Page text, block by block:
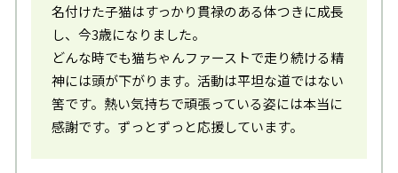
名付けた子猫はすっかり貫禄のある体つきに成長
し、今3歳になりました。
どんな時でも猫ちゃんファーストで走り続ける精
神には頭が下がります。活動は平坦な道ではない
筈です。熱い気持ちで頑張っている姿には本当に
感謝です。ずっとずっと応援しています。